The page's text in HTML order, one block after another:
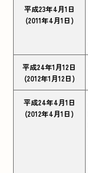
平成23年4月1日
(2011年4月1日)
平成24年1月12日
(2012年1月12日)
平成24年4月1日
(2012年4月1日)